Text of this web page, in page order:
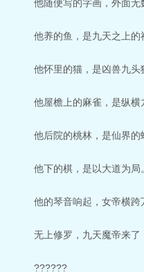
他随便写的字画，外面无
他养的鱼，是九天之上的
他怀里的猫，是凶兽九头
他屋檐上的麻雀，是纵横
他后院的桃林，是仙界的
他下的棋，是以大道为局。
他的琴音响起，女帝横跨
无上修罗，九天魔帝来了
??????